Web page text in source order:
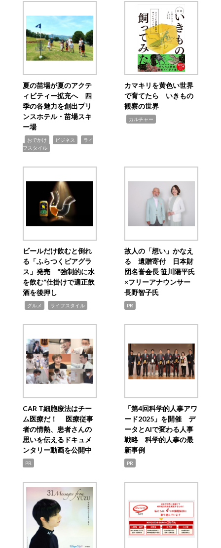
夏の苗場が夏のアクテ
ィビティー拡充へ 四
季の各魅力を創出プリ
ンスホテル・苗場スキ
ー場
おでかけ ビジネス
ライ
フスタイル
カマキリを黄色い世界
で育てたら いきもの
観察の世界
カルチャー
ビールだけ飲むと倒れ
る「ふらつくビアグラ
ス」発売 “強制的に水
を飲む”仕掛けで適正飲
酒を後押し
グルメ ライフスタイル
故人の「想い」かなえ
る 遺贈寄付 日本財
団名誉会長 笹川陽平氏
×フリーアナウンサー
長野智子氏
PR
CAR T細胞療法はチー
ム医療だ！ 医療従事
者の情熱、患者さんの
思いを伝えるドキュメ
ンタリー動画を公開中
PR
「第4回科学的人事アワ
ード2025」を開催 デ
ータとAIで変わる人事
戦略 科学的人事の最
新事例
PR